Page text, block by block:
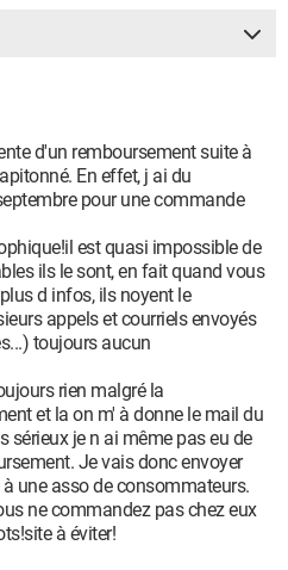
d'un remboursement suite à
En effet, j ai du
pour une commande
est quasi impossible de
ils le sont, en fait quand vous
d infos, ils noyent le
appels et courriels envoyés
toujours aucun
rien malgré la
et la on m' à donne le mail du
sérieux je n ai même pas eu de
Je vais donc envoyer
une asso de consommateurs.
ne commandez pas chez eux
à éviter!